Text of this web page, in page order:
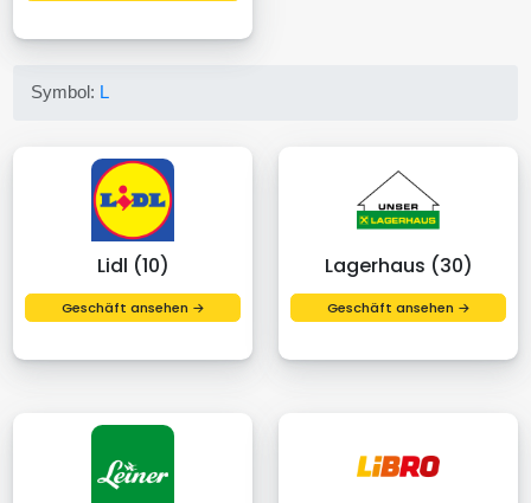
Symbol: L
Lidl (10)
Geschäft ansehen →
Lagerhaus (30)
Geschäft ansehen →